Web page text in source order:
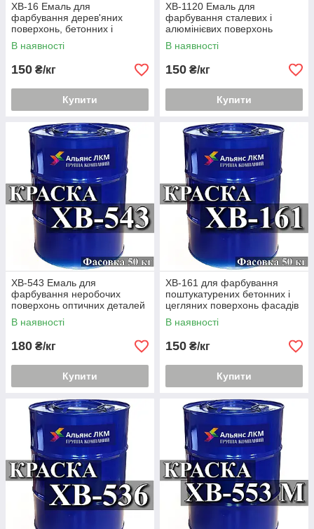
ХВ-16 Емаль для
фарбування дерев'яних
поверхонь, бетонних і
залізобетонних будівельних
конструкцій
В наявності
150 ₴/кг
Купити
ХВ-1120 Емаль для
фарбування сталевих і
алюмінієвих поверхонь
виробів і обладнання,
В наявності
150 ₴/кг
Купити
ХВ-543 Емаль для
фарбування неробочих
поверхонь оптичних деталей
(фасок)
В наявності
180 ₴/кг
Купити
ХВ-161 для фарбування
поштукатурених бетонних і
цегляних поверхонь фасадів
будівель
В наявності
150 ₴/кг
Купити